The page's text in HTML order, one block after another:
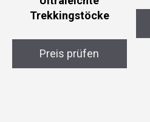
Trekkingstöcke
Preis prüfen